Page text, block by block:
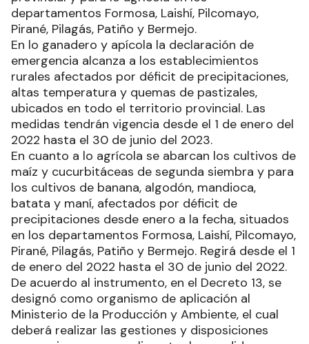
departamentos Formosa, Laishí, Pilcomayo,
Pirané, Pilagás, Patiño y Bermejo.
En lo ganadero y apícola la declaración de
emergencia alcanza a los establecimientos
rurales afectados por déficit de precipitaciones,
altas temperatura y quemas de pastizales,
ubicados en todo el territorio provincial. Las
medidas tendrán vigencia desde el 1 de enero del
2022 hasta el 30 de junio del 2023.
En cuanto a lo agrícola se abarcan los cultivos de
maíz y cucurbitáceas de segunda siembra y para
los cultivos de banana, algodón, mandioca,
batata y maní, afectados por déficit de
precipitaciones desde enero a la fecha, situados
en los departamentos Formosa, Laishí, Pilcomayo,
Pirané, Pilagás, Patiño y Bermejo. Regirá desde el 1
de enero del 2022 hasta el 30 de junio del 2022.
De acuerdo al instrumento, en el Decreto 13, se
designó como organismo de aplicación al
Ministerio de la Producción y Ambiente, el cual
deberá realizar las gestiones y disposiciones